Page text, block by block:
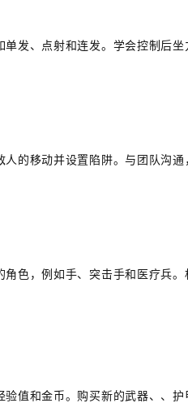
发、点射和连发。学会控制后坐
的移动并设置陷阱。与团队沟通
色，例如手、突击手和医疗兵。
值和金币。购买新的武器、、护